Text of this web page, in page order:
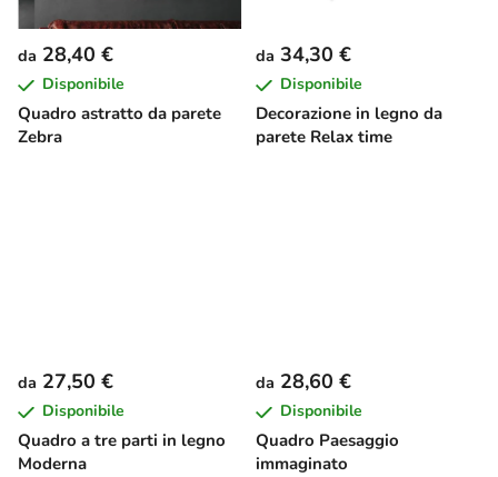
Quadro astratto da parete
Zebra
da 28,40 €
Disponibile
Decorazione in legno da
parete Relax time
da 34,30 €
Disponibile
Quadro a tre parti in legno
Moderna
da 27,50 €
Disponibile
Quadro Paesaggio
immaginato
da 28,60 €
Disponibile